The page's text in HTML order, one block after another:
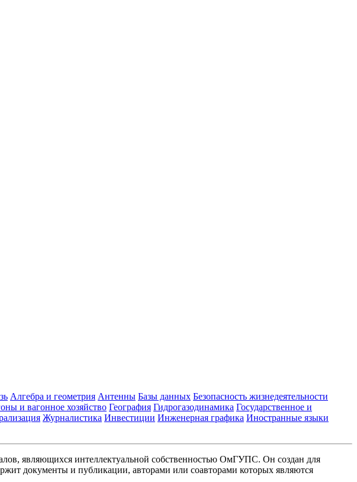
Алгебра и геометрия Антенны Базы данных Безопасность жизнедеятельности
и вагонное хозяйство География Гидрогазодинамика Государственное и
Журналистика Инвестиции Инженерная графика Иностранные языки
являющихся интеллектуальной собственностью ОмГУПС. Он создан для
документы и публикации, авторами или соавторами которых являются